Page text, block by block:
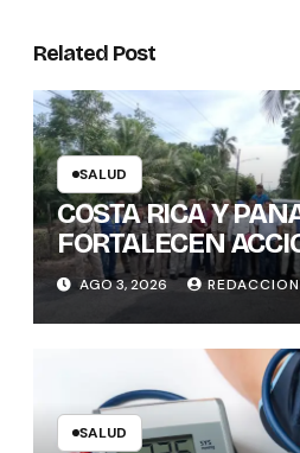
Related Post
SALUD
COSTA RICA Y
FORTALECEN
PREVENIR
TRANSMITIDAS POR
MOSQUITOS:
FUMIGADAS EN
FRONTERIZA
AGO 3, 2026
SALUD